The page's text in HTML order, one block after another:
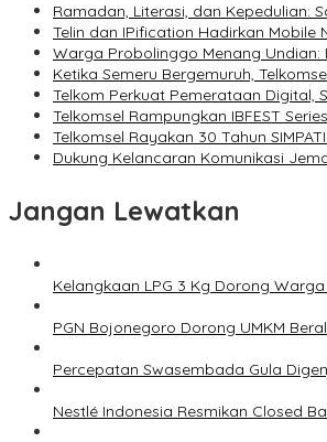
Ramadan, Literasi, dan Kepedulian:
Telin dan IPification Hadirkan
Warga Probolinggo Menang Undian:
Ketika Semeru Bergemuruh,
Telkom Perkuat Pemerataan Digital,
Telkomsel Rampungkan IBFEST
Telkomsel Rayakan 30 Tahun
Dukung Kelancaran Komunikasi
Jangan Lewatkan
Kelangkaan LPG 3 Kg Dorong
PGN Bojonegoro Dorong UMKM
Percepatan Swasembada Gula
Nestlé Indonesia Resmikan Closed